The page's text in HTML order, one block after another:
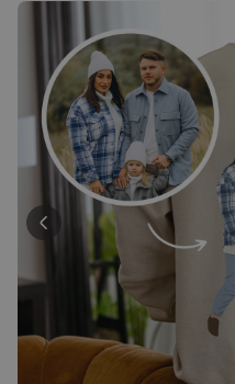
Grembiule
Master
29,99 €
Bicchiere da
19,99 €
Calzini
Animale
19,99 €